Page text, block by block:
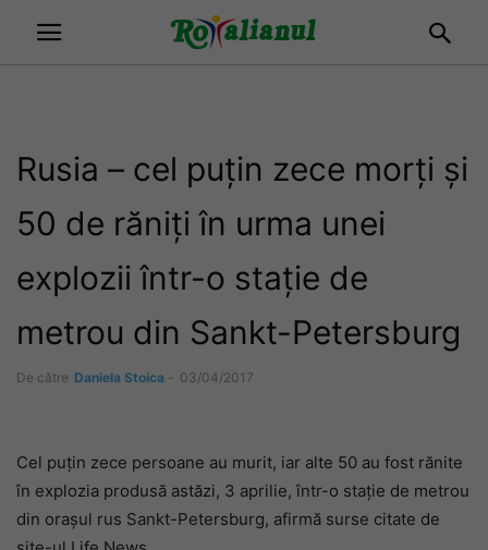
Rusia – cel puţin zece morţi şi
50 de răniţi în urma unei
explozii într-o staţie de
metrou din Sankt-Petersburg
De către Daniela Stoica - 03/04/2017
Cel puţin zece persoane au murit, iar alte 50 au fost rănite
în explozia produsă astăzi, 3 aprilie, într-o staţie de metrou
din oraşul rus Sankt-Petersburg, afirmă surse citate de